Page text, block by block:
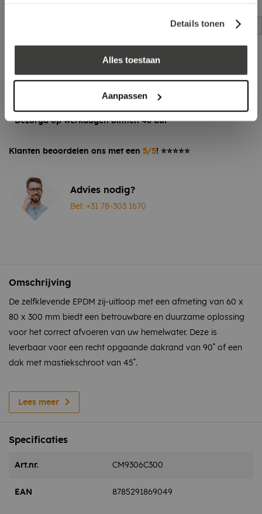
Details tonen
Alles toestaan
Aanpassen
log in voor prijs
Vraag een vrijblijvende offerte aan!
Bezorgd op werkdagen binnen 48 uur
Klanten beoordelen ons met een 5/5! ⭐⭐⭐⭐⭐
Advies nodig?
Bel: +31 78-303 1670
Omschrijving
De zelfklevende EPDM zij-uitloop met een afmeting van 60 x
80 x 300 mm biedt een betrouwbare en duurzame oplossing
voor het correct afvoeren van uw hemelwater. Deze is
leverbaar voor een recht opgaande dakrand van 90˚ of een
dak met mastiekschroot van 45˚.
materiaal wat met behulp van de primer over het volledige
en beschermt het dak tegen lekkages. Geschikt voor zowel
zekerheid en flexibiliteit.
Lees meer
Specificaties
Art.nr. CM9306C300
EAN 8785291869049